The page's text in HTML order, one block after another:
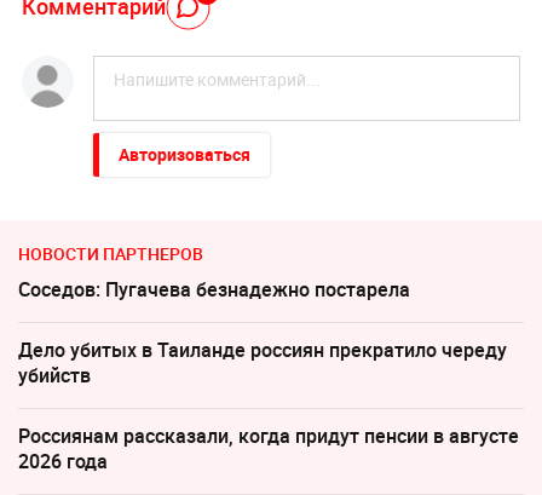
Авторизоваться
НОВОСТИ ПАРТНЕРОВ
Соседов: Пугачева безнадежно постарела
Дело убитых в Таиланде россиян прекратило череду
убийств
Россиянам рассказали, когда придут пенсии в августе
2026 года